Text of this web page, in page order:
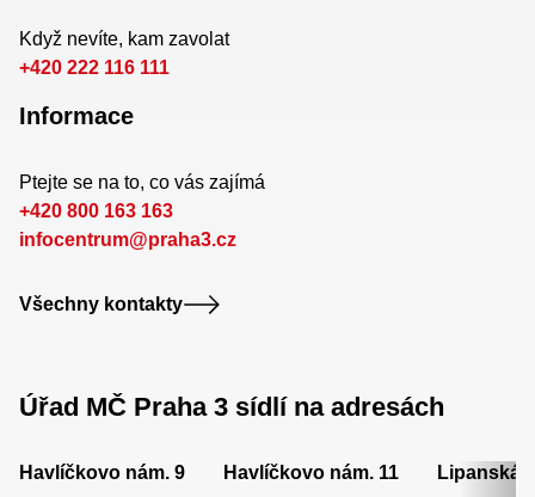
Když nevíte, kam zavolat
+420 222 116 111
Informace
Ptejte se na to, co vás zajímá
+420 800 163 163
infocentrum@praha3.cz
Všechny kontakty
Úřad MČ Praha 3 sídlí na adresách
Havlíčkovo nám. 9 Havlíčkovo nám. 11 Lipanská 7